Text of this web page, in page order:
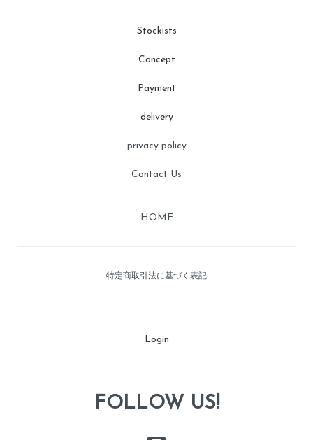
Stockists
Concept
Payment
delivery
privacy policy
Contact Us
HOME
特定商取引法に基づく表記
Login
FOLLOW US!